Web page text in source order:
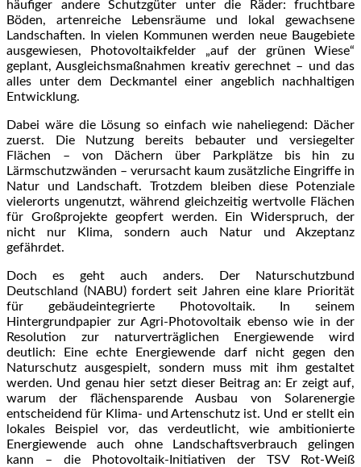
häufiger andere Schutzgüter unter die Räder: fruchtbare
Böden, artenreiche Lebensräume und lokal gewachsene
Landschaften. In vielen Kommunen werden neue Baugebiete
ausgewiesen, Photovoltaikfelder „auf der grünen Wiese“
geplant, Ausgleichsmaßnahmen kreativ gerechnet – und das
alles unter dem Deckmantel einer angeblich nachhaltigen
Entwicklung.
Dabei wäre die Lösung so einfach wie naheliegend: Dächer
zuerst. Die Nutzung bereits bebauter und versiegelter
Flächen – von Dächern über Parkplätze bis hin zu
Lärmschutzwänden – verursacht kaum zusätzliche Eingriffe in
Natur und Landschaft. Trotzdem bleiben diese Potenziale
vielerorts ungenutzt, während gleichzeitig wertvolle Flächen
für Großprojekte geopfert werden. Ein Widerspruch, der
nicht nur Klima, sondern auch Natur und Akzeptanz
gefährdet.
Doch es geht auch anders. Der Naturschutzbund
Deutschland (NABU) fordert seit Jahren eine klare Priorität
für gebäudeintegrierte Photovoltaik. In seinem
Hintergrundpapier zur Agri-Photovoltaik ebenso wie in der
Resolution zur naturverträglichen Energiewende wird
deutlich: Eine echte Energiewende darf nicht gegen den
Naturschutz ausgespielt, sondern muss mit ihm gestaltet
werden. Und genau hier setzt dieser Beitrag an: Er zeigt auf,
warum der flächensparende Ausbau von Solarenergie
entscheidend für Klima- und Artenschutz ist. Und er stellt ein
lokales Beispiel vor, das verdeutlicht, wie ambitionierte
Energiewende auch ohne Landschaftsverbrauch gelingen
kann – die Photovoltaik-Initiativen der TSV Rot-Weiß